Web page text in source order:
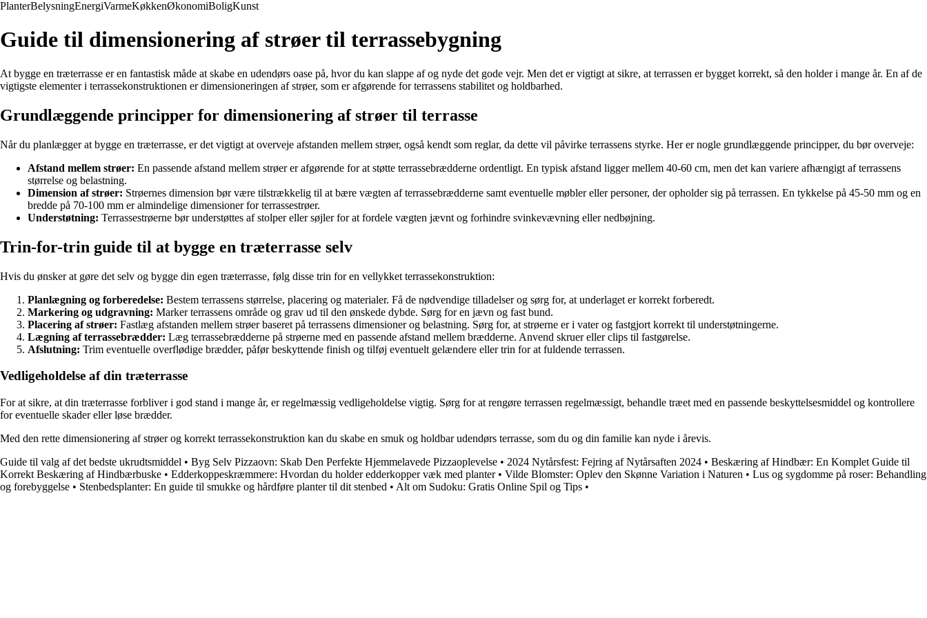
PlanterBelysningEnergiVarmeKøkkenØkonomiBoligKunst
Guide til dimensionering af strøer til terrassebygning
At bygge en træterrasse er en fantastisk måde at skabe en udendørs oase på, hvor du kan slappe af og nyde det gode vejr. Men det er vigtigt at sikre, at terrassen er bygget korrekt, så den holder i mange år. En af de
vigtigste elementer i terrassekonstruktionen er dimensioneringen af strøer, som er afgørende for terrassens stabilitet og holdbarhed.
Grundlæggende principper for dimensionering af strøer til terrasse
Når du planlægger at bygge en træterrasse, er det vigtigt at overveje afstanden mellem strøer, også kendt som reglar, da dette vil påvirke terrassens styrke. Her er nogle grundlæggende principper, du bør overveje:
Afstand mellem strøer: En passende afstand mellem strøer er afgørende for at støtte terrassebrædderne ordentligt. En typisk afstand ligger mellem 40-60 cm, men det kan variere afhængigt af terrassens
størrelse og belastning.
Dimension af strøer: Strøernes dimension bør være tilstrækkelig til at bære vægten af terrassebrædderne samt eventuelle møbler eller personer, der opholder sig på terrassen. En tykkelse på 45-50 mm og en
bredde på 70-100 mm er almindelige dimensioner for terrassestrøer.
Understøtning: Terrassestrøerne bør understøttes af stolper eller søjler for at fordele vægten jævnt og forhindre svinkevævning eller nedbøjning.
Trin-for-trin guide til at bygge en træterrasse selv
Hvis du ønsker at gøre det selv og bygge din egen træterrasse, følg disse trin for en vellykket terrassekonstruktion:
Planlægning og forberedelse: Bestem terrassens størrelse, placering og materialer. Få de nødvendige tilladelser og sørg for, at underlaget er korrekt forberedt.
Markering og udgravning: Marker terrassens område og grav ud til den ønskede dybde. Sørg for en jævn og fast bund.
Placering af strøer: Fastlæg afstanden mellem strøer baseret på terrassens dimensioner og belastning. Sørg for, at strøerne er i vater og fastgjort korrekt til understøtningerne.
Lægning af terrassebrædder: Læg terrassebrædderne på strøerne med en passende afstand mellem brædderne. Anvend skruer eller clips til fastgørelse.
Afslutning: Trim eventuelle overflødige brædder, påfør beskyttende finish og tilføj eventuelt gelændere eller trin for at fuldende terrassen.
Vedligeholdelse af din træterrasse
For at sikre, at din træterrasse forbliver i god stand i mange år, er regelmæssig vedligeholdelse vigtig. Sørg for at rengøre terrassen regelmæssigt, behandle træet med en passende beskyttelsesmiddel og kontrollere
for eventuelle skader eller løse brædder.
Med den rette dimensionering af strøer og korrekt terrassekonstruktion kan du skabe en smuk og holdbar udendørs terrasse, som du og din familie kan nyde i årevis.
Guide til valg af det bedste ukrudtsmiddel • Byg Selv Pizzaovn: Skab Den Perfekte Hjemmelavede Pizzaoplevelse • 2024 Nytårsfest: Fejring af Nytårsaften 2024 • Beskæring af Hindbær: En Komplet Guide til
Korrekt Beskæring af Hindbærbuske • Edderkoppeskræmmere: Hvordan du holder edderkopper væk med planter• Vilde Blomster: Oplev den Skønne Variation i Naturen • Lus og sygdomme på roser: Behandling
og forebyggelse • Stenbedsplanter: En guide til smukke og hårdføre planter til dit stenbed • Alt om Sudoku: Gratis Online Spil og Tips •